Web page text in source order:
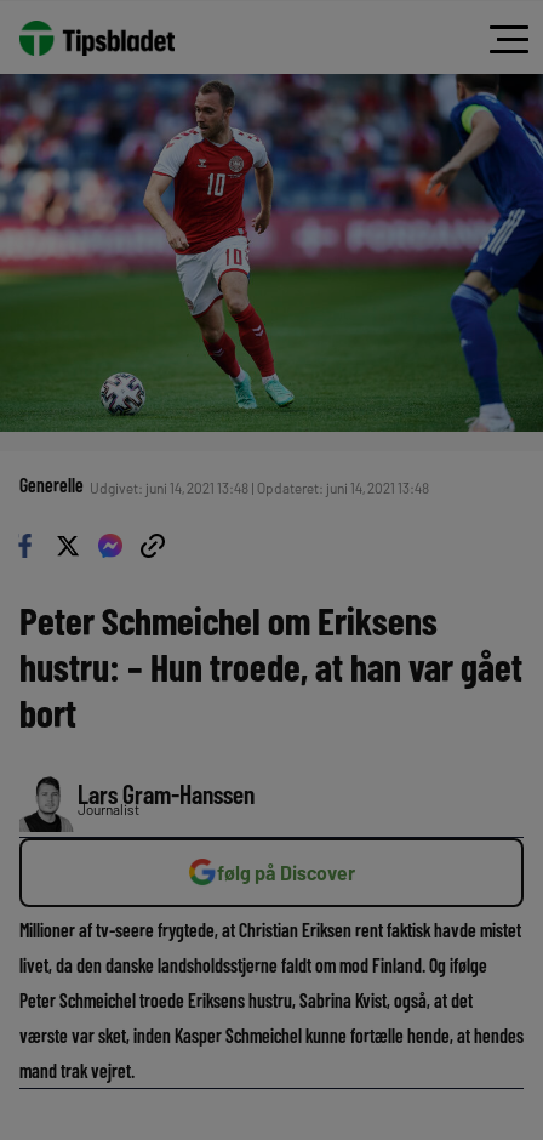
Generelle Udgivet: juni 14, 2021 13:48 | Opdateret: juni 14, 2021 13:48
Peter Schmeichel om Eriksens
hustru: – Hun troede, at han var gået
bort
Lars Gram-Hanssen
Journalist
følg på Discover
Millioner af tv-seere frygtede, at Christian Eriksen rent faktisk havde mistet
livet, da den danske landsholdsstjerne faldt om mod Finland. Og ifølge
Peter Schmeichel troede Eriksens hustru, Sabrina Kvist, også, at det
værste var sket, inden Kasper Schmeichel kunne fortælle hende, at hendes
mand trak vejret.